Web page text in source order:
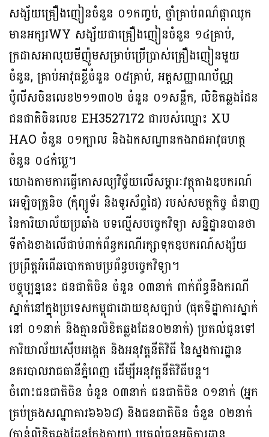
សង្ស័យគ្រឿងញៀនចំនួន ០១កញ្ចប់, ថ្នាំគ្រាប់ពណ៌ផ្កាឈូក
មានអក្សរWY សង្ស័យជាគ្រឿងញៀនចំនួន ១៤គ្រាប់,
ក្រដាសអាលុយមីញ៉ូមសម្រាប់ប្រើប្រាស់គ្រឿងញៀនមួយ
ចំនួន, គ្រាប់អាវុធខ្លីចំនួន ០៥គ្រាប់, អត្តសញ្ញាណប័ណ្ណ
ប៉ូលីសចិនលេខ២១១៣០២ ចំនួន ០១សន្លឹក, លិខិតឆ្លងដែន
ជនជាតិចិនលេខ EH3527172 ជារបស់ឈ្មោះ XU
HAO ចំនួន ០១ក្បាល និងឯកសណ្ឋានកងរាជអាវុធហត្ថ
ចំនួន ០៤កំប្លេ។
យោងតាមការធ្វើកោសល្យវិច្ច័យលើសម្ភារៈវត្ថុតាងឧបករណ៍
អេឡិចត្រូនិច (កុំព្យូទ័រ និងទូរស័ព្ទដៃ) របស់សមត្ថកិច្ច ជំនាញ
នៃការិយាល័យប្រឆាំង បទល្មើសបច្ចេកវិទ្យា សន្និដ្ឋានបានថា
ទីតាំងខាងលើជាប់ពាក់ព័ន្ធករណីរក្សាទុកឧបករណ៍សង្ស័យ
ប្រព្រឹត្តអំពើឆបោកតាមប្រព័ន្ធបច្ចេកវិទ្យា។
បច្ចុប្បន្ននេះ ជនជាតិចិន ចំនួន ០៣នាក់ ពាក់ព័ន្ធនឹងករណី
ស្នាក់នៅក្នុងប្រទេសកម្ពុជាដោយខុសច្បាប់ (ផុតទិដ្ឋាការស្នាក់
នៅ ០១នាក់ និងគ្មានលិខិតឆ្លងដែន០២នាក់) ប្រគល់ជូនទៅ
ការិយាល័យស៊ើបអង្កេត និងអនុវត្ដនីតិវិធី នៃស្នងការដ្ឋាន
នគរបាលរាជធានីភ្នំពេញ ដើម្បីអនុវត្តនីតិវិធីបន្ត។
ចំពោះជនជាតិចិន ចំនួន ០៣នាក់ ជនជាតិចិន ០១នាក់ (អ្នក
គ្រប់គ្រងសណ្ឋាគារ៦៦៦៨) និងជនជាតិចិន ចំនួន ០២នាក់